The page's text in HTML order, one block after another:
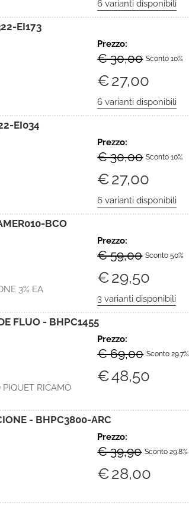
EI173
Prezzo:
€ 30,00 Sconto 10%
€27,00
EI034
Prezzo:
€ 30,00 Sconto 10%
€27,00
BCO
3% EA
Prezzo:
€ 59,00 Sconto 50%
€29,50
FLUO - BHPC1455
RICAMO
Prezzo:
€ 69,00 Sconto 29.7%
€48,50
- BHPC3800-ARC
Prezzo:
€ 39,90 Sconto 29.8%
€28,00